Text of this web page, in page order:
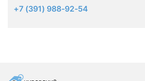
+7 (391) 988-92-54